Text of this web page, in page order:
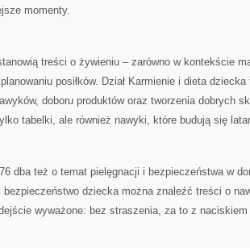
momenty.
treści o żywieniu – zarówno w kontekście
posiłków. Dział Karmienie i dieta
doboru produktów oraz tworzenia dobrych
tabelki, ale również nawyki, które budują się
dba też o temat pielęgnacji i bezpieczeństwa w
bezpieczeństwo dziecka można znaleźć treści o
wyważone: bez straszenia, za to z